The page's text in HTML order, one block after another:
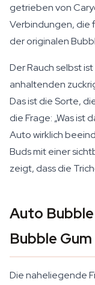
getrieben von
Verbindungen, die
der originalen
Der Rauch selbst
anhaltenden
Das ist die Sorte,
die Frage: „Was ist
Auto wirklich
Buds mit einer
zeigt, dass die
Auto
Bubble Gum
Die naheliegende